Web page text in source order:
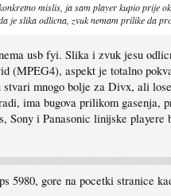
mislis, ja sam player kupio prije
je slika odlicna, zvuk nemam prilike da
usb fyi. Slika i zvuk jesu
(MPEG4), aspekt je totalno
mnogo bolje za Divx, ali
ima bugova prilikom gasenja,
Sony i Panasonic linijske playere
5980, gore na pocetki stranice